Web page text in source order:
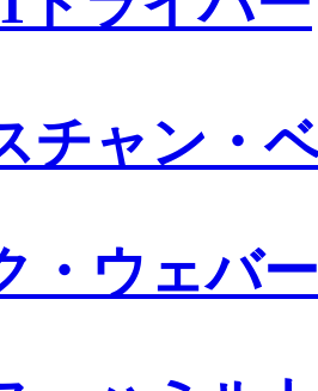
チャン・
・ウェバー